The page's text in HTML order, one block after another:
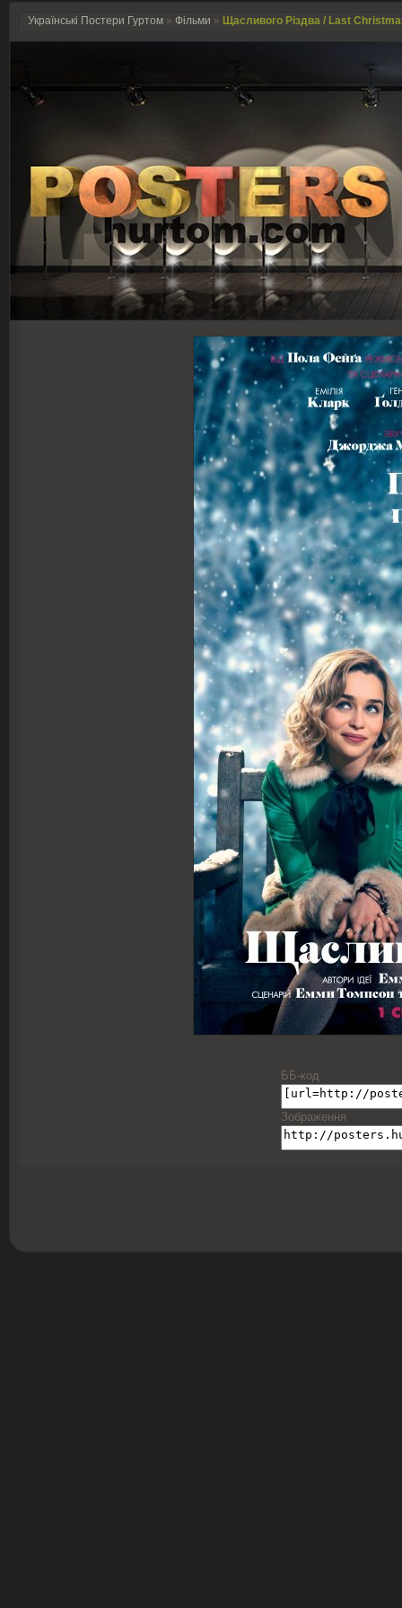
Українські Постери Гуртом » Фільми » Щасливого Різдва / Last
ББ-код
Зображення